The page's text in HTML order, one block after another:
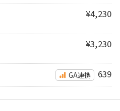
¥4,230
¥3,230
GA連携 639